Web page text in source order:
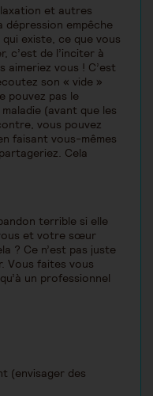
et autres
dépression empêche
existe, ce que vous
c’est de l’inciter à
aimeriez vous ! C’est
son « vide »
pouvez pas le
(avant que les
vous pouvez
faisant vous-mêmes
Cela
terrible si elle
et votre sœur
? Ce n’est pas juste
Vous faites vous
un professionnel
(envisager des